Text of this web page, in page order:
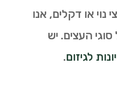
נוי או דקלים, אנו
העצים. יש
לגיזום.